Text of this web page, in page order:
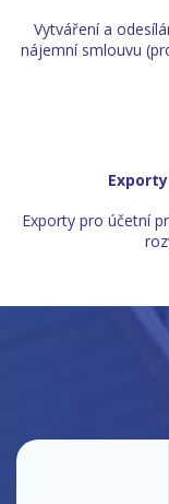
Vytváření a
nájemní smlouvu
Exporty pro účetní